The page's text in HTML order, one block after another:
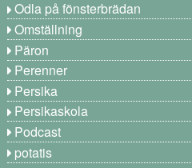
Odla på fönsterbrädan
Omställning
Päron
Perenner
Persika
Persikaskola
Podcast
potatis